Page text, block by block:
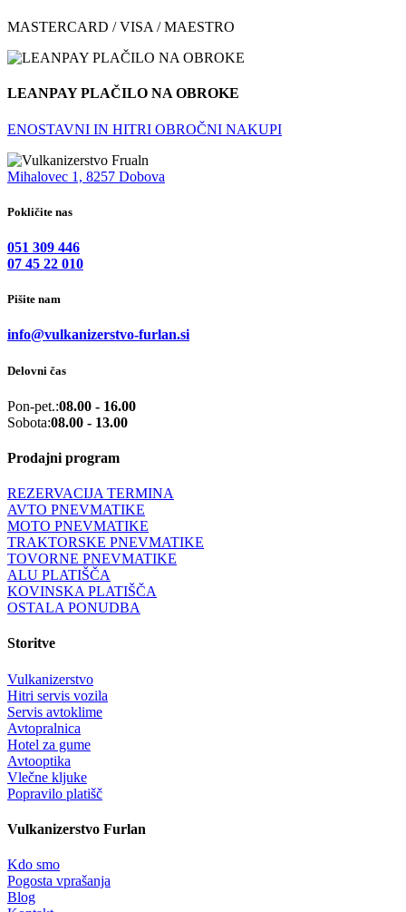
MASTERCARD / VISA / MAESTRO
LEANPAY PLAČILO NA OBROKE
ENOSTAVNI IN HITRI OBROČNI NAKUPI
Mihalovec 1, 8257 Dobova
Pokličite nas
051 309 446
07 45 22 010
Pišite nam
info@vulkanizerstvo-furlan.si
Delovni čas
Pon-pet.:08.00 - 16.00
Sobota:08.00 - 13.00
Prodajni program
REZERVACIJA TERMINA
AVTO PNEVMATIKE
MOTO PNEVMATIKE
TRAKTORSKE PNEVMATIKE
TOVORNE PNEVMATIKE
ALU PLATIŠČA
KOVINSKA PLATIŠČA
OSTALA PONUDBA
Storitve
Vulkanizerstvo
Hitri servis vozila
Servis avtoklime
Avtopralnica
Hotel za gume
Avtooptika
Vlečne kljuke
Popravilo platišč
Vulkanizerstvo Furlan
Kdo smo
Pogosta vprašanja
Blog